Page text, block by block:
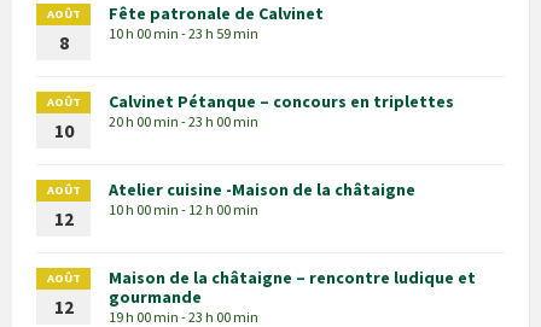
AOÛT
8
Fête patronale de Calvinet
10 h 00 min - 23 h 59 min
AOÛT
10
Calvinet Pétanque – concours en triplettes
20 h 00 min - 23 h 00 min
AOÛT
12
Atelier cuisine -Maison de la châtaigne
10 h 00 min - 12 h 00 min
AOÛT
12
Maison de la châtaigne – rencontre ludique et
gourmande
19 h 00 min - 23 h 00 min